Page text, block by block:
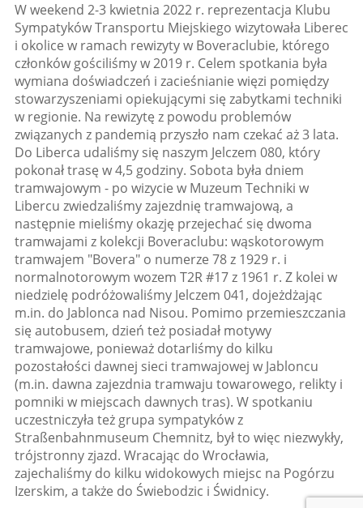
W weekend 2-3 kwietnia 2022 r. reprezentacja Klubu
Sympatyków Transportu Miejskiego wizytowała Liberec
i okolice w ramach rewizyty w Boveraclubie, którego
członków gościliśmy w 2019 r. Celem spotkania była
wymiana doświadczeń i zacieśnianie więzi pomiędzy
stowarzyszeniami opiekującymi się zabytkami techniki
w regionie. Na rewizytę z powodu problemów
związanych z pandemią przyszło nam czekać aż 3 lata.
Do Liberca udaliśmy się naszym Jelczem 080, który
pokonał trasę w 4,5 godziny. Sobota była dniem
tramwajowym - po wizycie w Muzeum Techniki w
Libercu zwiedzaliśmy zajezdnię tramwajową, a
następnie mieliśmy okazję przejechać się dwoma
tramwajami z kolekcji Boveraclubu: wąskotorowym
tramwajem "Bovera" o numerze 78 z 1929 r. i
normalnotorowym wozem T2R #17 z 1961 r. Z kolei w
niedzielę podróżowaliśmy Jelczem 041, dojeżdżając
m.in. do Jablonca nad Nisou. Pomimo przemieszczania
się autobusem, dzień też posiadał motywy
tramwajowe, ponieważ dotarliśmy do kilku
pozostałości dawnej sieci tramwajowej w Jabloncu
(m.in. dawna zajezdnia tramwaju towarowego, relikty i
pomniki w miejscach dawnych tras). W spotkaniu
uczestniczyła też grupa sympatyków z
Straßenbahnmuseum Chemnitz, był to więc niezwykły,
trójstronny zjazd. Wracając do Wrocławia,
zajechaliśmy do kilku widokowych miejsc na Pogórzu
Izerskim, a także do Świebodzic i Świdnicy.